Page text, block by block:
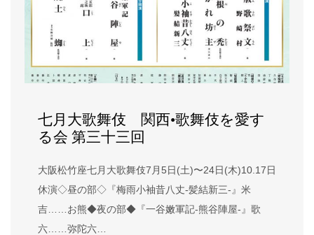
七月大歌舞伎 関西•歌舞伎を愛す
る会 第三十三回
大阪松竹座七月大歌舞伎7月5日(土)〜24日(木)10.17日
休演◇昼の部◇『梅雨小袖昔八丈-髪結新三-』米
吉……お熊◆夜の部◆『一谷嫩軍記-熊谷陣屋-』歌
六……弥陀六…